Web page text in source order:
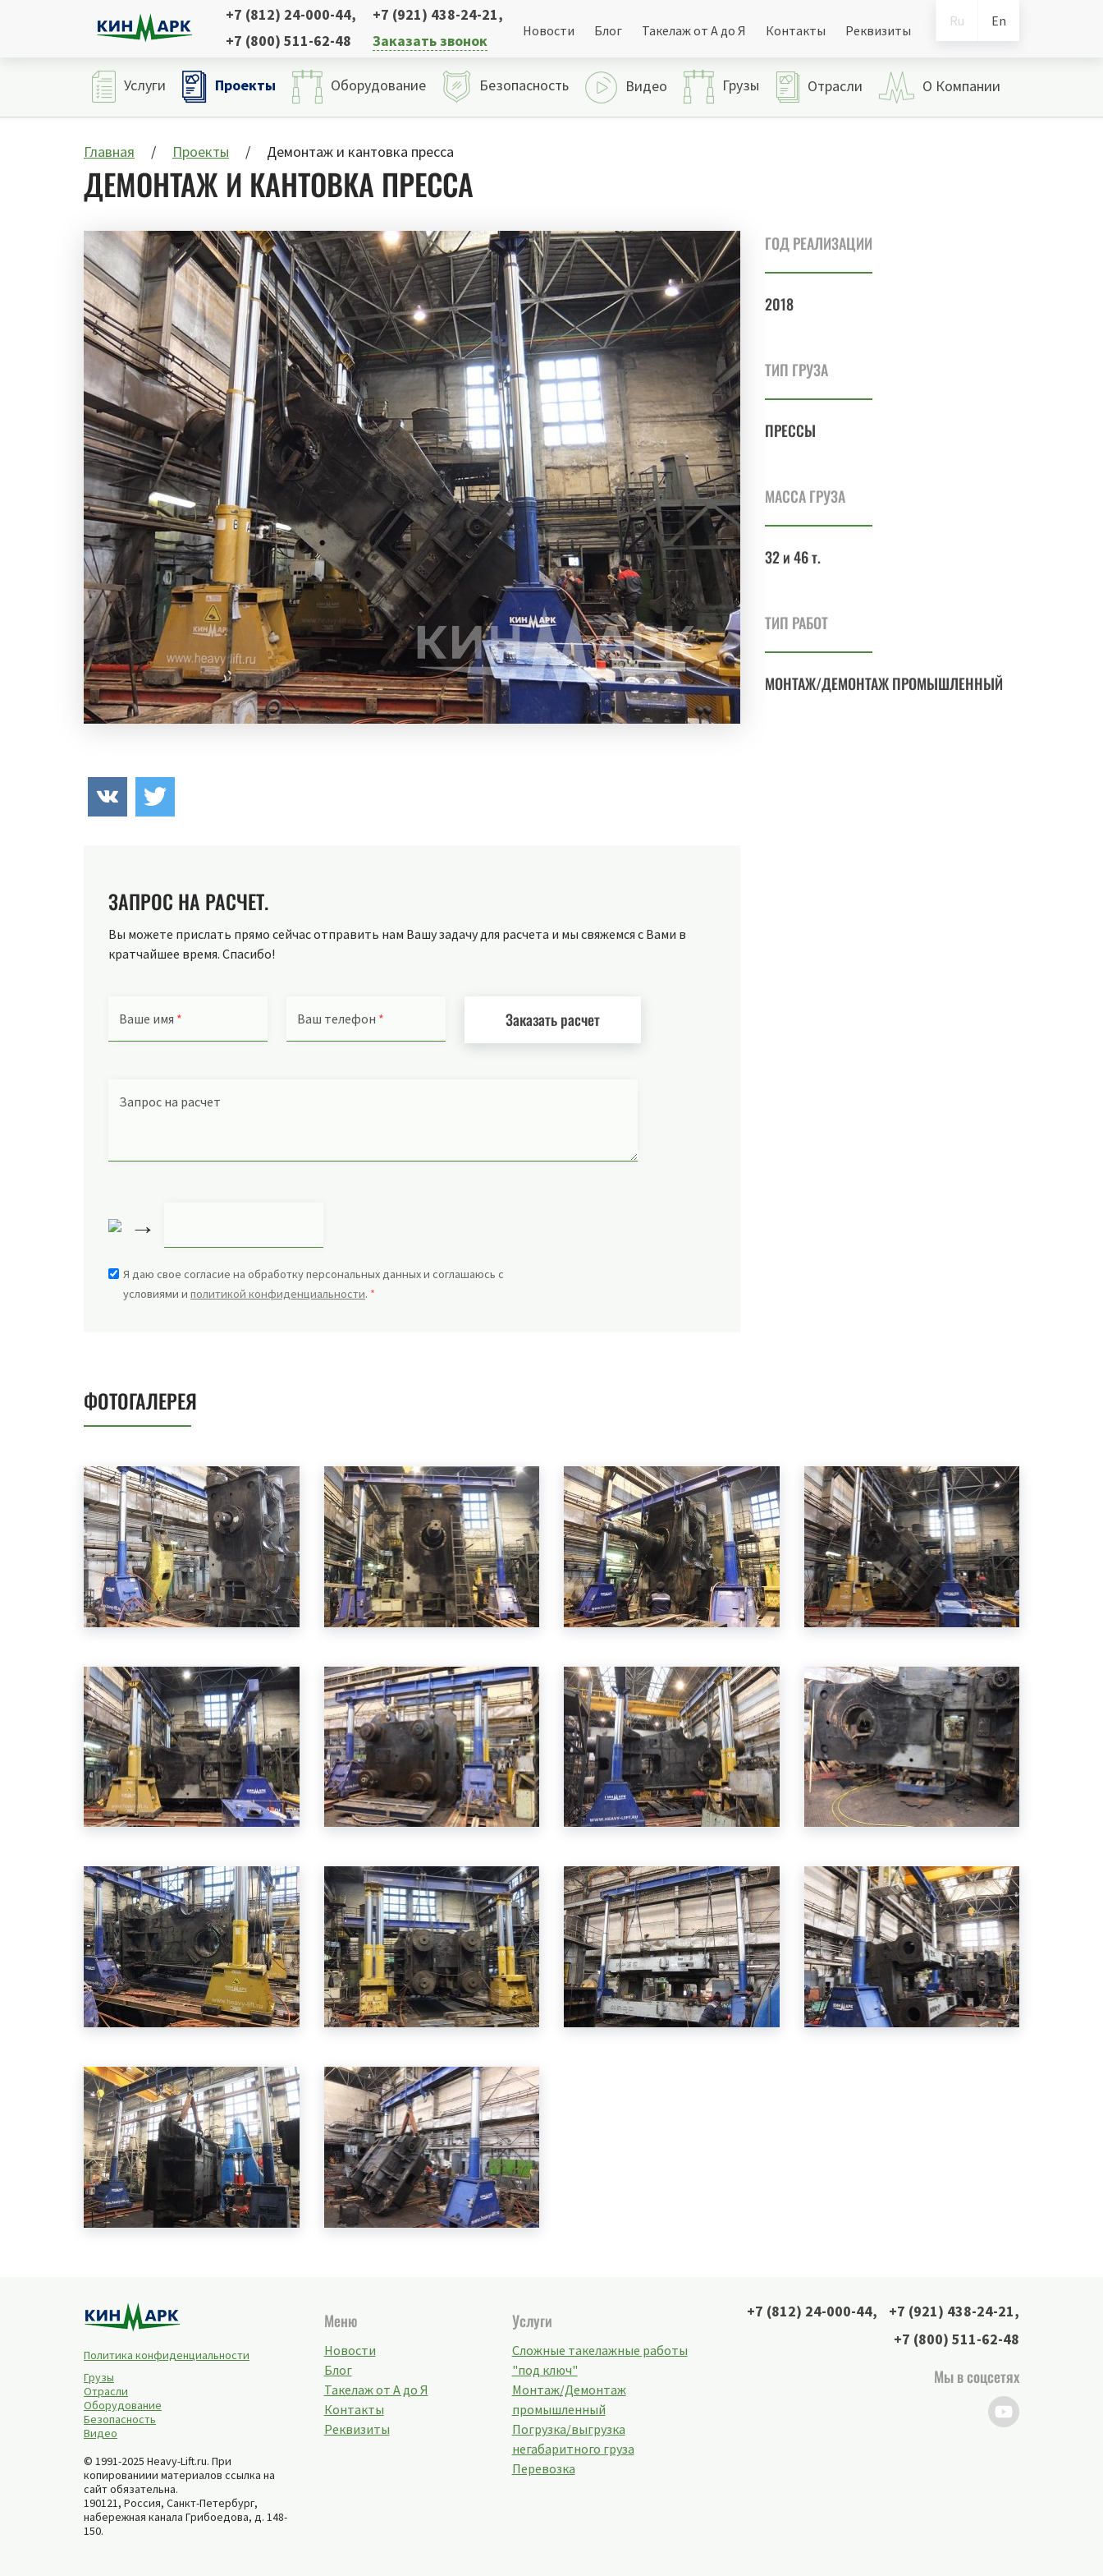
Ru En
+7 (812) 24-000-44, +7 (921) 438-24-21,
+7 (800) 511-62-48
Заказать звонок
Новости Блог Такелаж от А до Я Контакты Реквизиты
Услуги Проекты Оборудование Безопасность Видео Грузы Отрасли О Компании
Главная Проекты Демонтаж и кантовка пресса
ДЕМОНТАЖ И КАНТОВКА ПРЕССА
ГОД РЕАЛИЗАЦИИ
2018
ТИП ГРУЗА
ПРЕССЫ
МАССА ГРУЗА
32 и 46 т.
ТИП РАБОТ
МОНТАЖ/ДЕМОНТАЖ ПРОМЫШЛЕННЫЙ
ЗАПРОС НА РАСЧЕТ.
Вы можете прислать прямо сейчас отправить нам Вашу задачу для расчета и мы свяжемся с Вами в
кратчайшее время. Спасибо!
Ваше имя * Ваш телефон * Заказать расчет
Запрос на расчет
→
Я даю свое согласие на обработку персональных данных и соглашаюсь с
условиями и политикой конфиденциальности. *
ФОТОГАЛЕРЕЯ
Политика конфиденциальности
Грузы
Отрасли
Оборудование
Безопасность
Видео
© 1991-2025 Heavy-Lift.ru. При
копированиии материалов ссылка на
сайт обязательна.
190121, Россия, Санкт-Петербург,
набережная канала Грибоедова, д. 148-
150.
Меню
Новости
Блог
Такелаж от А до Я
Контакты
Реквизиты
Услуги
Сложные такелажные работы
"под ключ"
Монтаж/Демонтаж
промышленный
Погрузка/выгрузка
негабаритного груза
Перевозка
+7 (812) 24-000-44, +7 (921) 438-24-21,
+7 (800) 511-62-48
Мы в соцсетях